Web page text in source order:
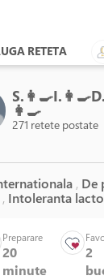
RETETA
S.👩‍🍳I.👩‍🍳D.
👩‍🍳
271 retete postate
, De
, Intoleranta
Preparare
20
minute
2